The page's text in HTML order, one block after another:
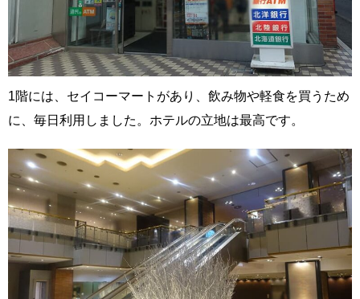
1階には、セイコーマートがあり、飲み物や軽食を買うため
に、毎日利用しました。ホテルの立地は最高です。